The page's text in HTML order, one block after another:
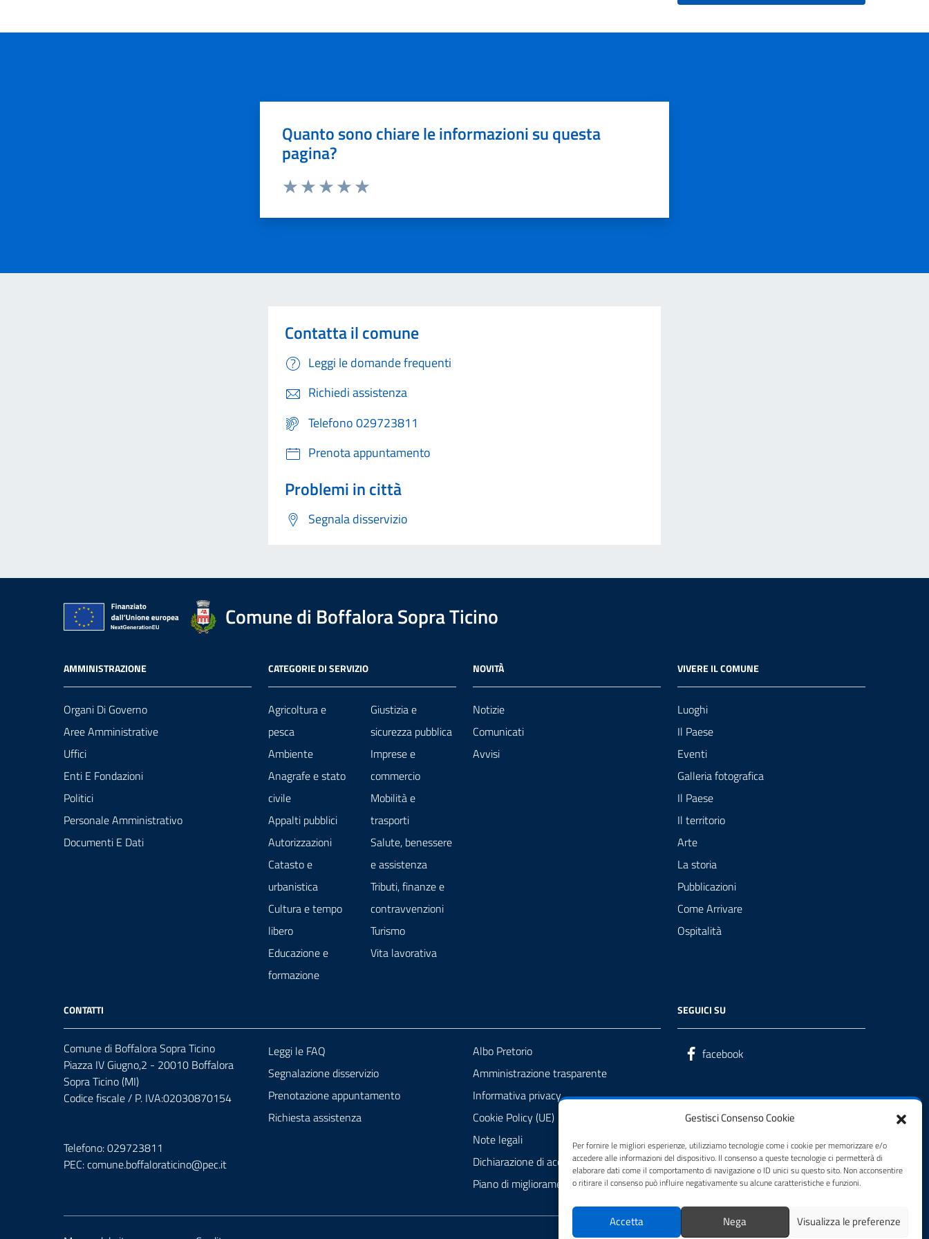
Gestisci Consenso Cookie
Per fornire le migliori esperienze, utilizziamo tecnologie come i cookie per memorizzare e/o
accedere alle informazioni del dispositivo. Il consenso a queste tecnologie ci permetterà di
elaborare dati come il comportamento di navigazione o ID unici su questo sito. Non acconsentire
o ritirare il consenso può influire negativamente su alcune caratteristiche e funzioni.
Accetta Nega Visualizza le preferenze
Quanto sono chiare le informazioni su questa
pagina?
Contatta il comune
Leggi le domande frequenti
Richiedi assistenza
Telefono 029723811
Prenota appuntamento
Problemi in città
Segnala disservizio
Comune di Boffalora Sopra Ticino
AMMINISTRAZIONE
Organi Di Governo
Aree Amministrative
Uffici
Enti E Fondazioni
Politici
Personale Amministrativo
Documenti E Dati
CATEGORIE DI SERVIZIO
Agricoltura e
pesca
Ambiente
Anagrafe e stato
civile
Appalti pubblici
Autorizzazioni
Catasto e
urbanistica
Cultura e tempo
libero
Educazione e
formazione
Giustizia e
sicurezza pubblica
Imprese e
commercio
Mobilità e
trasporti
Salute, benessere
e assistenza
Tributi, finanze e
contravvenzioni
Turismo
Vita lavorativa
NOVITÀ
Notizie
Comunicati
Avvisi
VIVERE IL COMUNE
Luoghi
Il Paese
Eventi
Galleria fotografica
Il Paese
Il territorio
Arte
La storia
Pubblicazioni
Come Arrivare
Ospitalità
CONTATTI
Comune di Boffalora Sopra Ticino
Piazza IV Giugno,2 - 20010 Boffalora
Sopra Ticino (MI)
Codice fiscale / P. IVA:02030870154
Telefono: 029723811
PEC:comune.boffaloraticino@pec.it
Leggi le FAQ
Segnalazione disservizio
Prenotazione appuntamento
Richiesta assistenza
Albo Pretorio
Amministrazione trasparente
Informativa privacy
Cookie Policy (UE)
Note legali
Dichiarazione di accessibilità
Piano di miglioramento del sito
SEGUICI SU
facebook